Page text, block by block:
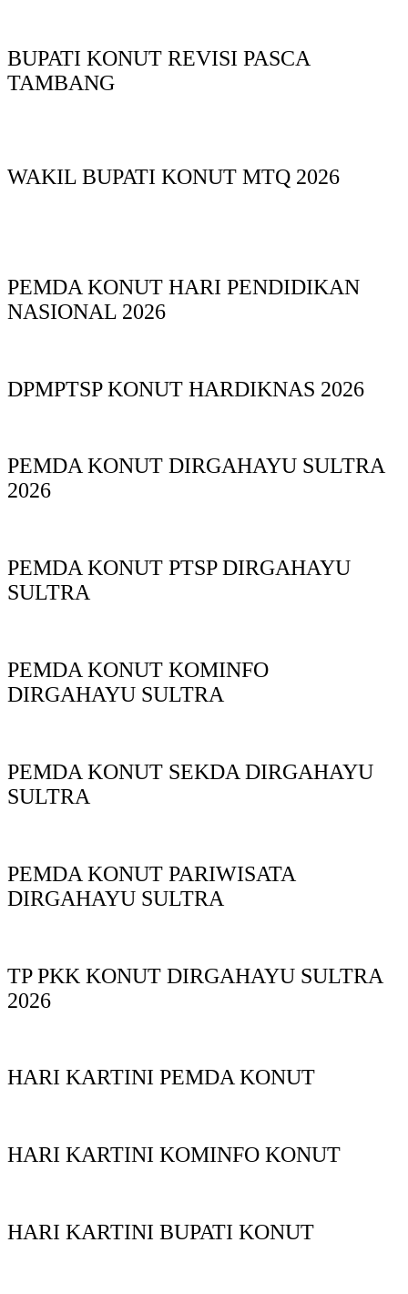
BUPATI KONUT REVISI PASCA
TAMBANG
WAKIL BUPATI KONUT MTQ 2026
PEMDA KONUT HARI PENDIDIKAN
NASIONAL 2026
DPMPTSP KONUT HARDIKNAS 2026
PEMDA KONUT DIRGAHAYU SULTRA
2026
PEMDA KONUT PTSP DIRGAHAYU
SULTRA
PEMDA KONUT KOMINFO
DIRGAHAYU SULTRA
PEMDA KONUT SEKDA DIRGAHAYU
SULTRA
PEMDA KONUT PARIWISATA
DIRGAHAYU SULTRA
TP PKK KONUT DIRGAHAYU SULTRA
2026
HARI KARTINI PEMDA KONUT
HARI KARTINI KOMINFO KONUT
HARI KARTINI BUPATI KONUT